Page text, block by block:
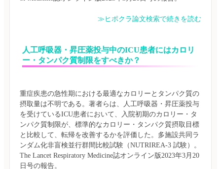
≫ヒポクラ論文検索で続きを読む
人工呼吸器・昇圧薬投与中のICU患者にはカロリ
ー・タンパク質制限をすべきか？
重症疾患の急性期における最適なカロリーとタンパク質の
摂取量は不明である。著者らは、人工呼吸器・昇圧薬投与
を受けているICU患者において、入院初期のカロリー・タ
ンパク質制限が、標準的なカロリー・タンパク質摂取目標
と比較して、転帰を改善するかを評価した。多施設共同ラ
ンダム化非盲検並行群間比較試験（NUTRIREA-3 試験）。
The Lancet Respiratory Medicine誌オンライン版2023年3月20